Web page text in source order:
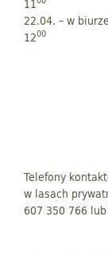
22.04. – w
1200
Telefony
w lasach
607 350 766